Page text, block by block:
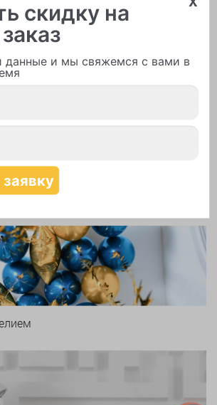
из шаров
скидку на
данные и мы свяжемся с вами в